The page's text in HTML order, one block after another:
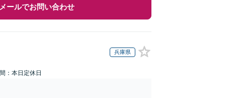
メールでお問い合わせ
兵庫県
：本日定休日